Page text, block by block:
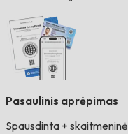
Pasaulinis aprėpimas
Spausdinta + skaitmeninė